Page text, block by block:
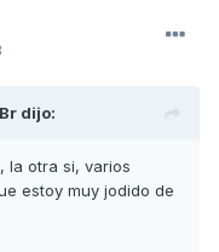
dijo:
la otra si, varios
estoy muy jodido de